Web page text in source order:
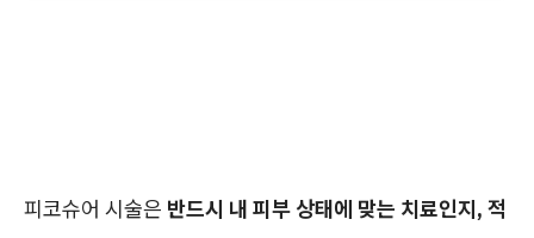
피코슈어 시술은 반드시 내 피부 상태에 맞는 치료인지, 적